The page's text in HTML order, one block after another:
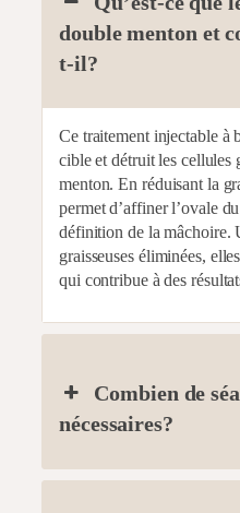
double menton et
t-il?
Ce traitement injectable à
cible et détruit les cellules
menton. En réduisant la
permet d’affiner l’ovale
définition de la mâchoire.
graisseuses éliminées,
qui contribue à des
Combien de
nécessaires?